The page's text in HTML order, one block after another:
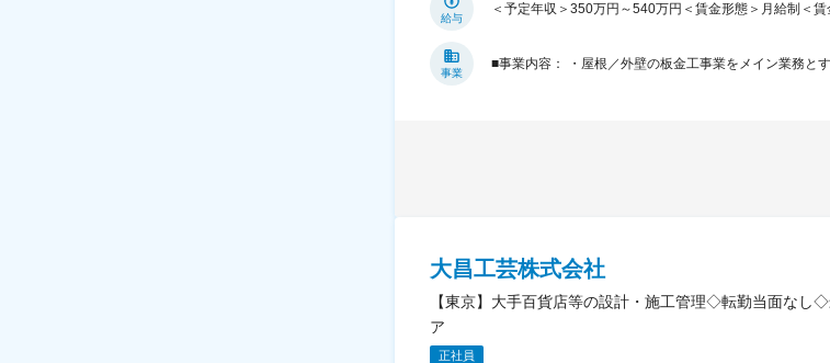
給与
＜予定年収＞350万円～540万円＜賃金形態＞月給制＜
事業
■事業内容： ・屋根／外壁の板金工事業をメイン業務と
大昌工芸株式会社
【東京】大手百貨店等の設計・施工管理◇転勤当面な
ア
正社員